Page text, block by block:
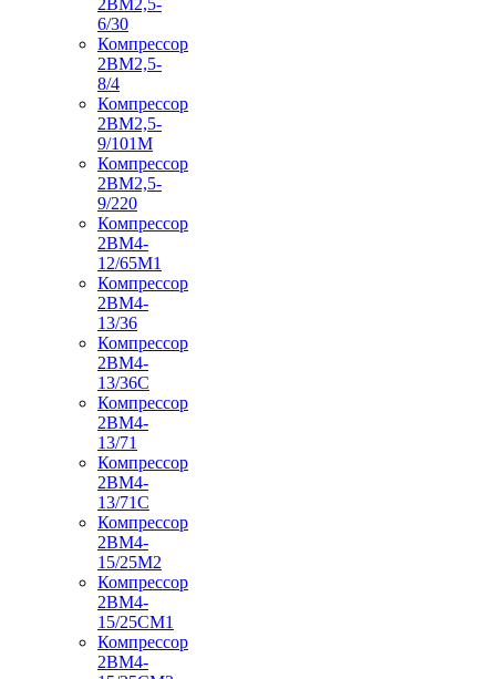
6/30
Компрессор
2ВМ2,5-
8/4
Компрессор
2ВМ2,5-
9/101М
Компрессор
2ВМ2,5-
9/220
Компрессор
2ВМ4-
12/65М1
Компрессор
2ВМ4-
13/36
Компрессор
2ВМ4-
13/36С
Компрессор
2ВМ4-
13/71
Компрессор
2ВМ4-
13/71С
Компрессор
2ВМ4-
15/25М2
Компрессор
2ВМ4-
15/25СМ1
Компрессор
2ВМ4-